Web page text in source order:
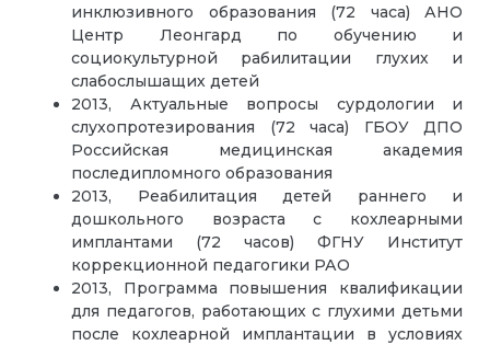
инклюзивного образования (72 часа) АНО
Центр Леонгард по обучению и
социокультурной рабилитации глухих и
слабослышащих детей
2013, Актуальные вопросы сурдологии и
слухопротезирования (72 часа) ГБОУ ДПО
Российская медицинская академия
последипломного образования
2013, Реабилитация детей раннего и
дошкольного возраста с кохлеарными
имплантами (72 часов) ФГНУ Институт
коррекционной педагогики РАО
2013, Программа повышения квалификации
для педагогов, работающих с глухими детьми
после кохлеарной имплантации в условиях